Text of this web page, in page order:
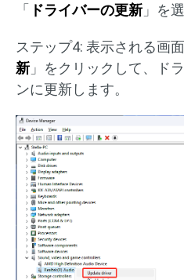
「 ドライバーの更新 」を
ステップ4: 表示される画
新 」をクリックして、ド
ンに更新します。